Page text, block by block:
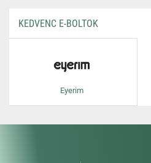
KEDVENC E-BOLTOK
Eyerim